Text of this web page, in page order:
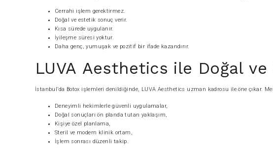
Cerrahi işlem gerektirmez.
Doğal ve estetik sonuç verir.
Kısa sürede uygulanır.
İyileşme süresi yoktur.
Daha genç, yumuşak ve pozitif bir ifade kazandırır.
LUVA Aesthetics ile Doğal
İstanbul’da Botox işlemleri denildiğinde, LUVA Aesthetics uzman kadrosu ile öne çıkar.
Deneyimli hekimlerle güvenli uygulamalar,
Doğal sonuçları ön planda tutan yaklaşım,
Kişiye özel planlama,
Steril ve modern klinik ortam,
İşlem sonrası düzenli takip.